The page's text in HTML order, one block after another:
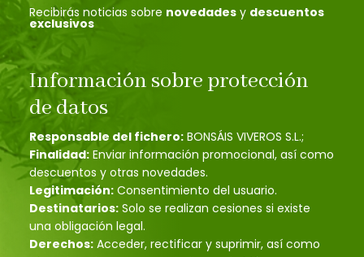
Recibirás noticias sobre novedades y descuentos
exclusivos
Información sobre protección
de datos
Responsable del fichero: BONSÁIS VIVEROS S.L.;
Finalidad: Enviar información promocional, así como
descuentos y otras novedades.
Legitimación: Consentimiento del usuario.
Destinatarios: Solo se realizan cesiones si existe
una obligación legal.
Derechos: Acceder, rectificar y suprimir, así como